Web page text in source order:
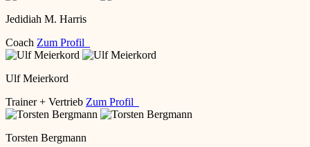
Jedidiah M. Harris
Coach Zum Profil
Ulf Meierkord
Trainer + Vertrieb Zum Profil
Torsten Bergmann